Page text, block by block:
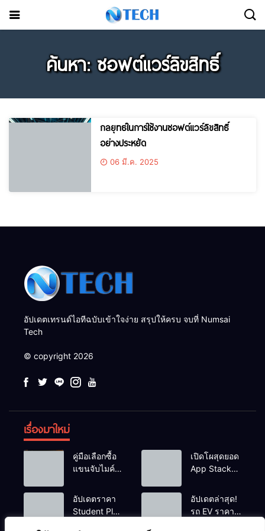
ค้นหา: ซอฟต์แวร์ลิขสิทธิ์
กลยุทธ์ในการใช้งานซอฟต์แวร์ลิขสิทธิ์
อย่างประหยัด
06 มี.ค. 2025
อัปเดตเทรนด์ไอทีฉบับเข้าใจง่าย สรุปให้ครบ จบที่ Numsai
Tech
© copyright 2026
เรื่องมาใหม่
คู่มือเลือกซื้อ
แขนจับไมค์
ตั้งโต๊ะ ยก
ระดับคุณภาพ
สตรีมมิ่ง/ยูทูบ
เปิดโผสุดยอด
App Stack
ใหม่สาย Tech
เตรียมพร้อม
ก่อนเริ่มงาน
อัปเดตราคา
Student Plan
อัปเดตล่าสุด!
รถ EV ราคา